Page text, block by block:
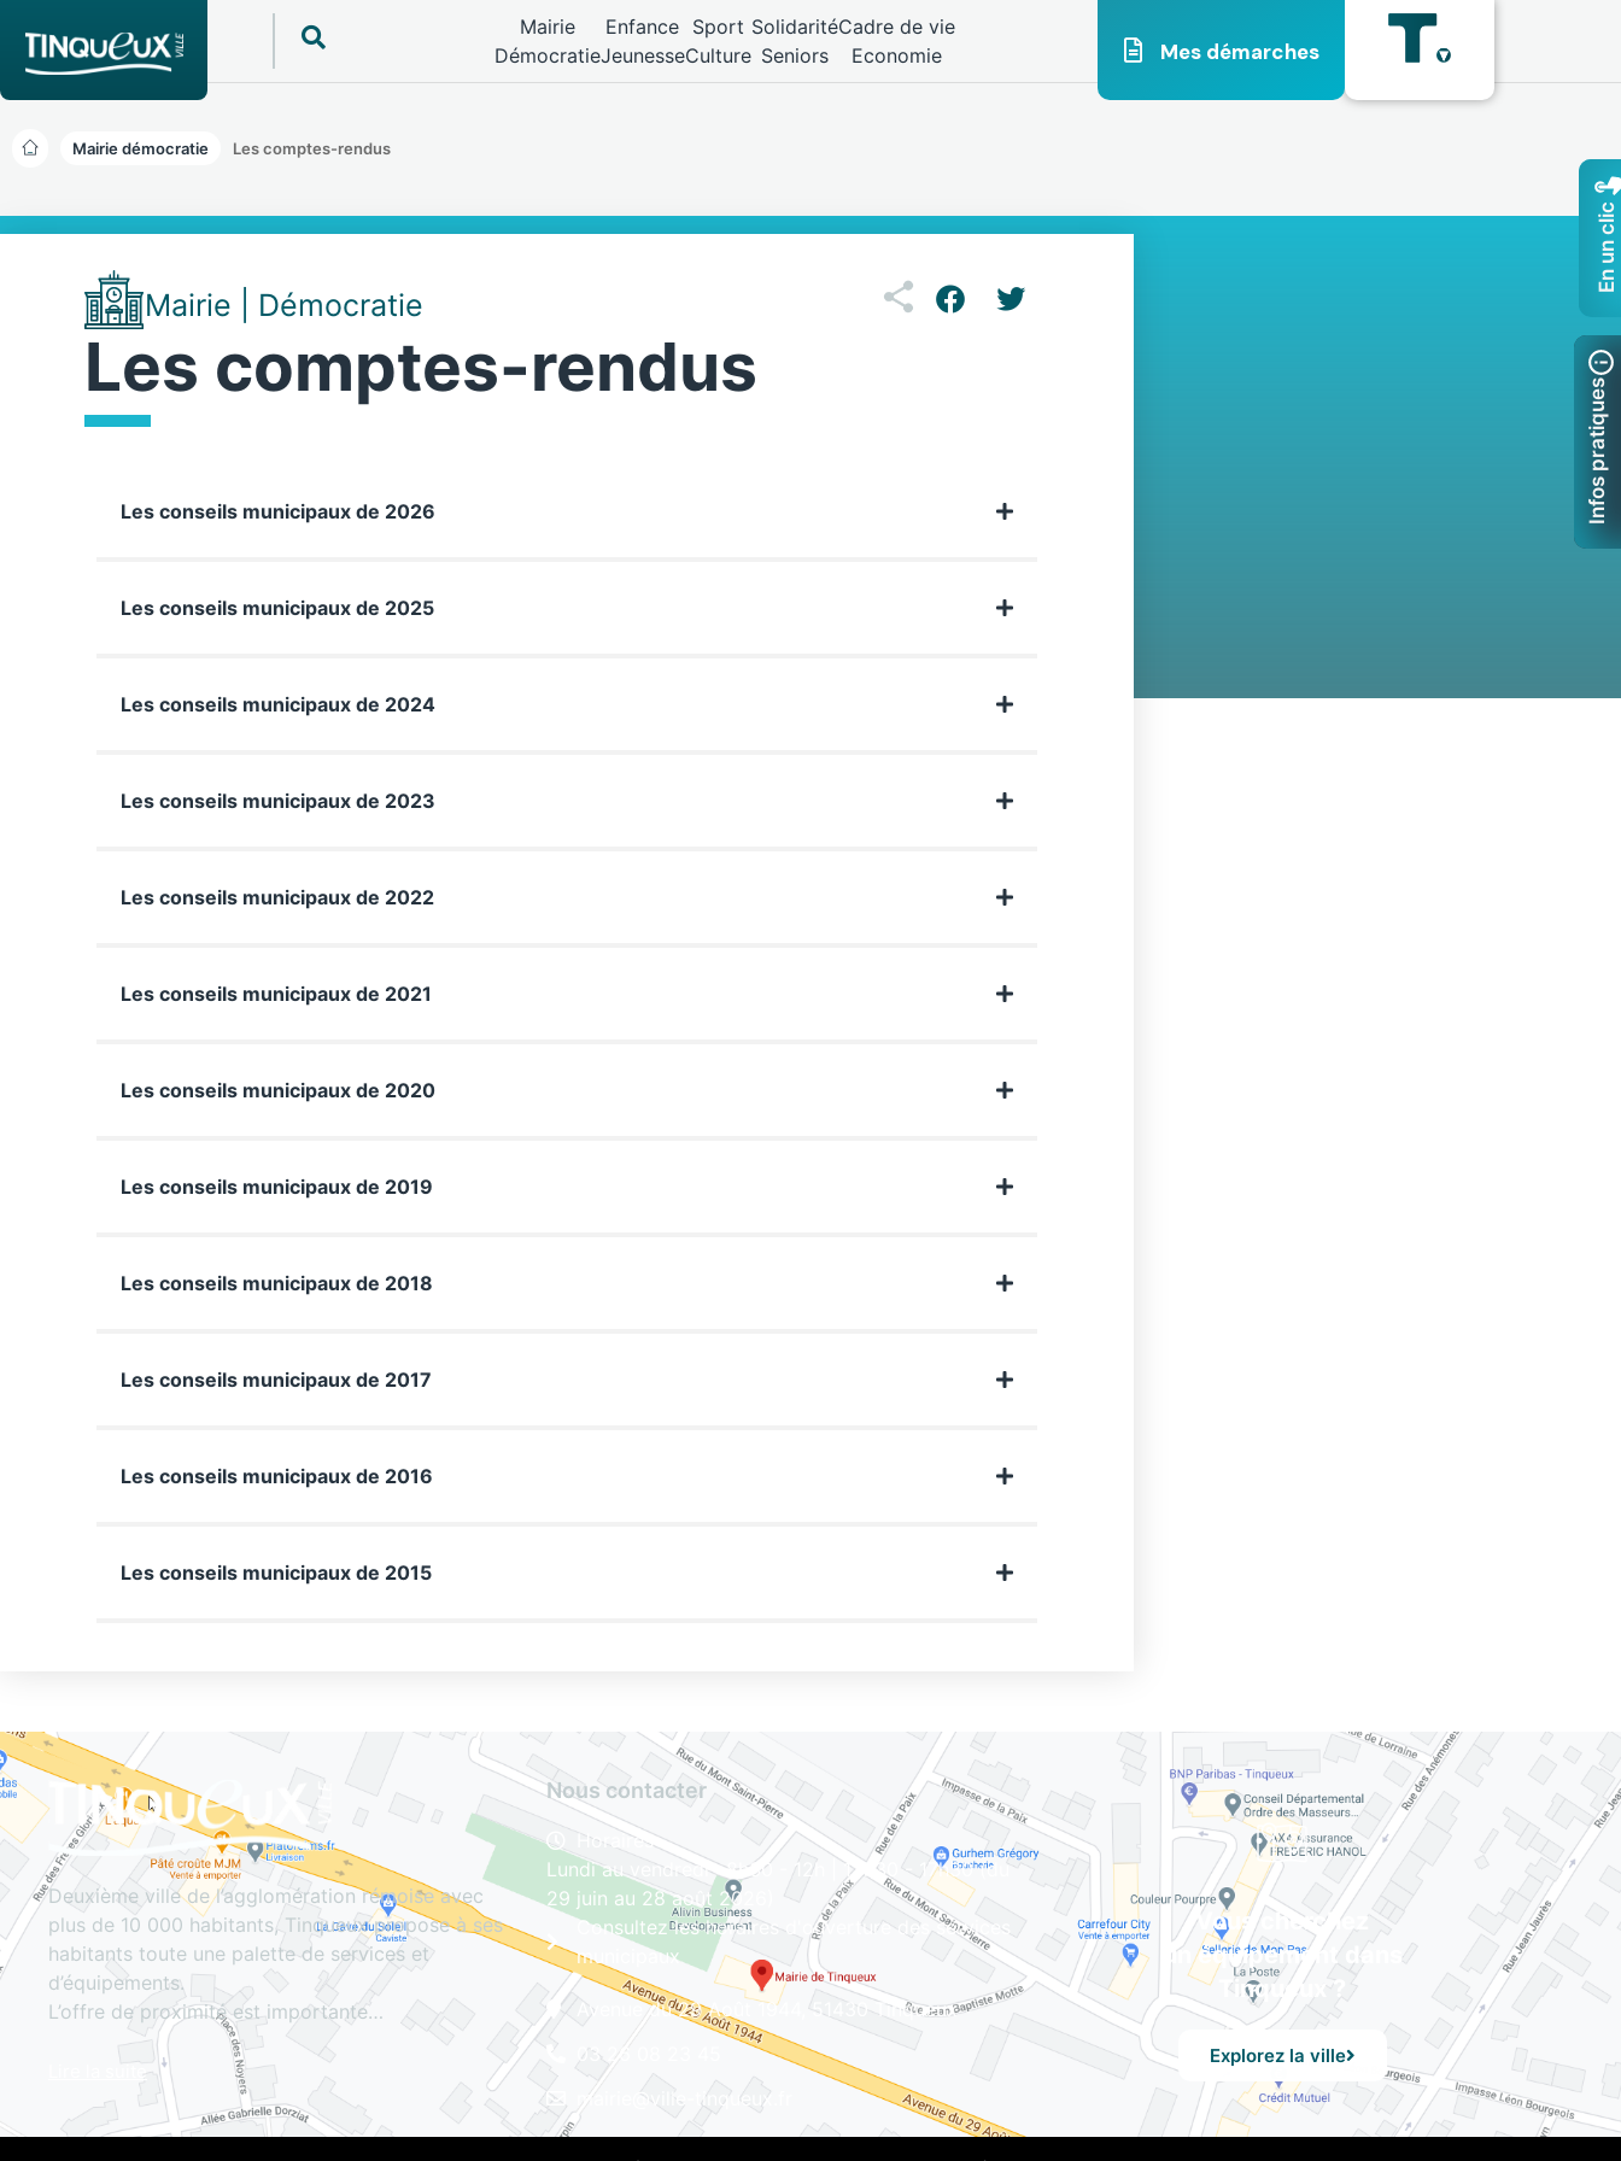
Mairie
Démocratie
Enfance
Jeunesse
Sport
Culture
Solidarité
Seniors
Cadre de vie
Economie
Mes démarches
Mairie démocratie Les comptes-rendus
Mairie | Démocratie
Les comptes-rendus
Les conseils municipaux de 2026
Les conseils municipaux de 2025
Les conseils municipaux de 2024
Les conseils municipaux de 2023
Les conseils municipaux de 2022
Les conseils municipaux de 2021
Les conseils municipaux de 2020
Les conseils municipaux de 2019
Les conseils municipaux de 2018
Les conseils municipaux de 2017
Les conseils municipaux de 2016
Les conseils municipaux de 2015
Deuxième ville de l’agglomération rémoise avec
plus de 10 000 habitants, Tinqueux propose à ses
habitants toute une palette de services et
d’équipements.
L’offre de proximité est importante…
Lire la suite
Nous contacter
Horaires
Lundi au vendredi : 8h30 - 12h | 13h30 - 17h30 (du
29 juin au 28 août 2026)
Consultez les horaires d'ouverture des services
municipaux
Avenue du 29 Août 1944, 51430 Tinqueux
03 26 08 23 45
mairie@ville-tinqueux.fr
Vous cherchez
un équipement dans
Tinqueux ?
Explorez la ville
En un clic
Infos pratiques